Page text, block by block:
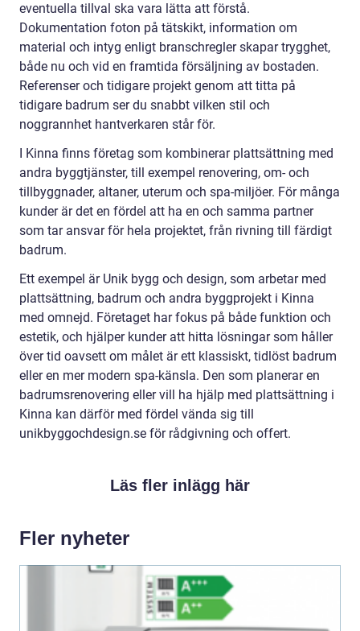
eventuella tillval ska vara lätta att förstå.
Dokumentation foton på tätskikt, information om
material och intyg enligt branschregler skapar trygghet,
både nu och vid en framtida försäljning av bostaden.
Referenser och tidigare projekt genom att titta på
tidigare badrum ser du snabbt vilken stil och
noggrannhet hantverkaren står för.
I Kinna finns företag som kombinerar plattsättning med
andra byggtjänster, till exempel renovering, om- och
tillbyggnader, altaner, uterum och spa-miljöer. För många
kunder är det en fördel att ha en och samma partner
som tar ansvar för hela projektet, från rivning till färdigt
badrum.
Ett exempel är Unik bygg och design, som arbetar med
plattsättning, badrum och andra byggprojekt i Kinna
med omnejd. Företaget har fokus på både funktion och
estetik, och hjälper kunder att hitta lösningar som håller
över tid oavsett om målet är ett klassiskt, tidlöst badrum
eller en mer modern spa-känsla. Den som planerar en
badrumsrenovering eller vill ha hjälp med plattsättning i
Kinna kan därför med fördel vända sig till
unikbyggochdesign.se för rådgivning och offert.
Läs fler inlägg här
Fler nyheter